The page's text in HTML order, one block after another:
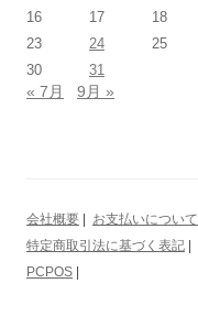
16
17 18
23
24 25
30
31
« 7月 9月 »
会社概要 お支払いについて
特定商取引法に基づく表記
PCPOS